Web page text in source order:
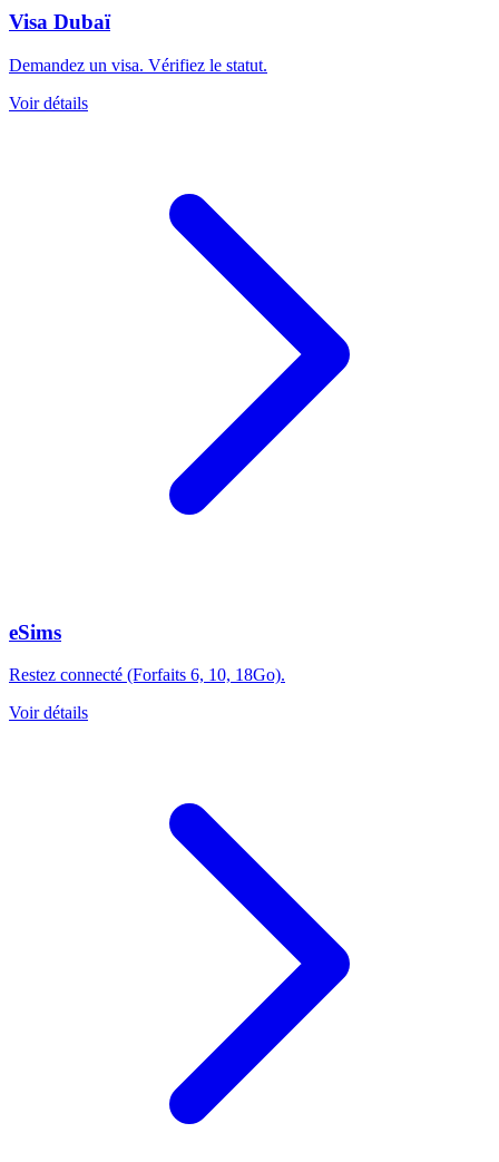
Visa Dubaï
Demandez un visa. Vérifiez le statut.
Voir détails
eSims
Restez connecté (Forfaits 6, 10, 18Go).
Voir détails